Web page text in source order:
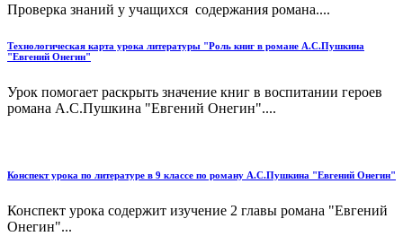
Проверка знаний у учащихся содержания романа....
Технологическая карта урока литературы "Роль книг в романе А.С.Пушкина
"Евгений Онегин"
Урок помогает раскрыть значение книг в воспитании героев
романа А.С.Пушкина "Евгений Онегин"....
Конспект урока по литературе в 9 классе по роману А.С.Пушкина "Евгений Онегин"
Конспект урока содержит изучение 2 главы романа "Евгений
Онегин"...